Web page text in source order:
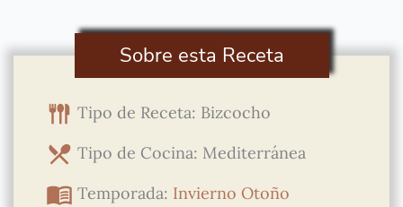
Sobre esta Receta
Tipo de Receta: Bizcocho
Tipo de Cocina: Mediterránea
Temporada: Invierno Otoño